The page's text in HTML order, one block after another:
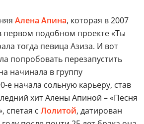
Алена Апина, которая в 2007
первом подобном проекте «Ты
тогда певица Азиза. И вот
попробовать перезапустить
начинала в группу
е начала сольную карьеру, став
хит Алены Апиной – «Песня
спетая с Лолитой, датирован